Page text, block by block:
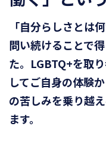
「自分らしさとは
問い続けることで
た。LGBTQ+を取
してご自身の体験
の苦しみを乗り越
ます。